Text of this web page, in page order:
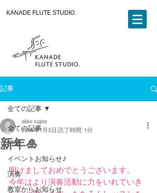
KANADE FLUTE STUDIO.
記事
全ての記事
日常
イベントお知らせ♪
演奏
教室からお知らせ
全ての記事
新年🎍
akiko sugino
2019年1月3日 読了時間: 1分
明けましておめでとうございます。
今年はより演奏活動に力をいれていき